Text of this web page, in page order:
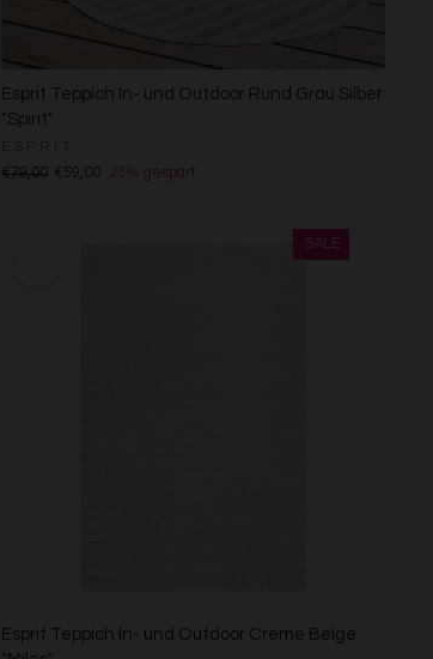
Esprit Teppich In- und Outdoor Rund Grau Silber
"Spirit"
€79,00 €59,00 25% gespart
Esprit Teppich In- und Outdoor Creme Beige